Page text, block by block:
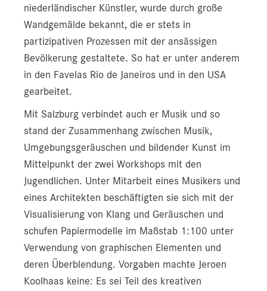
niederländischer Künstler, wurde durch große
Wandgemälde bekannt, die er stets in
partizipativen Prozessen mit der ansässigen
Bevölkerung gestaltete. So hat er unter anderem
in den Favelas Rio de Janeiros und in den USA
gearbeitet.
Mit Salzburg verbindet auch er Musik und so
stand der Zusammenhang zwischen Musik,
Umgebungsgeräuschen und bildender Kunst im
Mittelpunkt der zwei Workshops mit den
Jugendlichen. Unter Mitarbeit eines Musikers und
eines Architekten beschäftigten sie sich mit der
Visualisierung von Klang und Geräuschen und
schufen Papiermodelle im Maßstab 1:100 unter
Verwendung von graphischen Elementen und
deren Überblendung. Vorgaben machte Jeroen
Koolhaas keine: Es sei Teil des kreativen